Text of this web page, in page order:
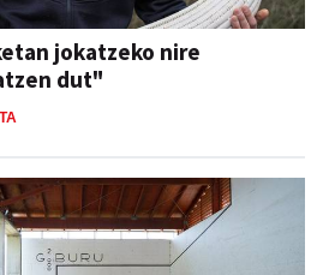
jokatzeko nire
dut"